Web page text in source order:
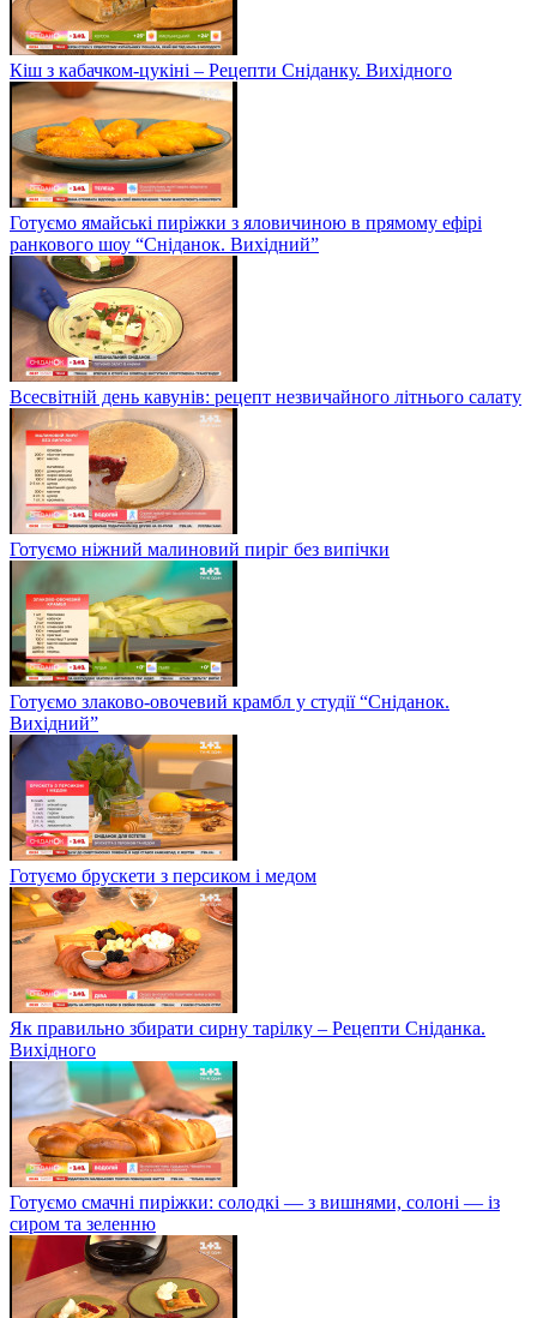
Кіш з кабачком-цукіні – Рецепти Сніданку. Вихідного
Готуємо ямайські пиріжки з яловичиною в прямому ефірі
ранкового шоу “Сніданок. Вихідний”
Всесвітній день кавунів: рецепт незвичайного літнього салату
Готуємо ніжний малиновий пиріг без випічки
Готуємо злаково-овочевий крамбл у студії “Сніданок.
Вихідний”
Готуємо брускети з персиком і медом
Як правильно збирати сирну тарілку – Рецепти Сніданка.
Вихідного
Готуємо смачні пиріжки: солодкі — з вишнями, солоні — із
сиром та зеленню